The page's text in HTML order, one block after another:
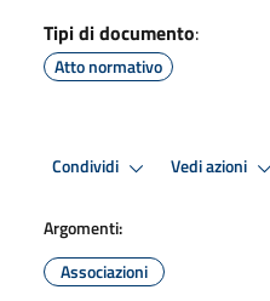
Tipi di documento:
Atto normativo
Condividi Vedi azioni
Argomenti:
Associazioni